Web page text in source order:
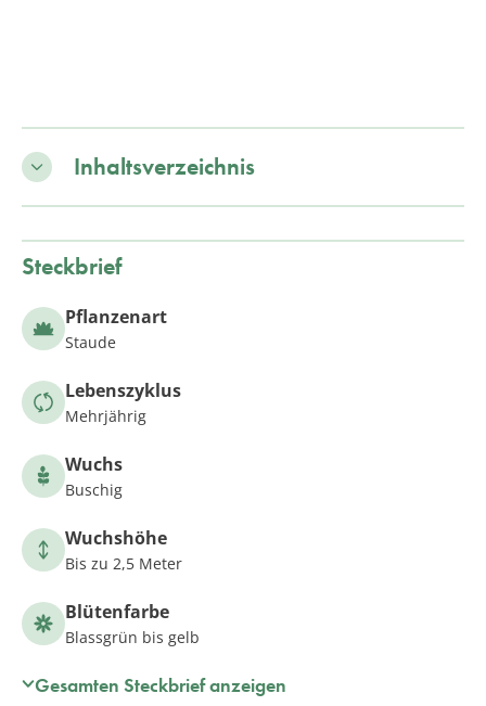
Inhaltsverzeichnis
Steckbrief
Pflanzenart
Staude
Lebenszyklus
Mehrjährig
Wuchs
Buschig
Wuchshöhe
Bis zu 2,5 Meter
Blütenfarbe
Blassgrün bis gelb
Gesamten Steckbrief anzeigen